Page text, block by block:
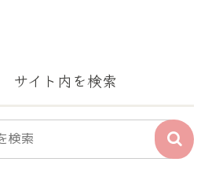
サイト内を検索